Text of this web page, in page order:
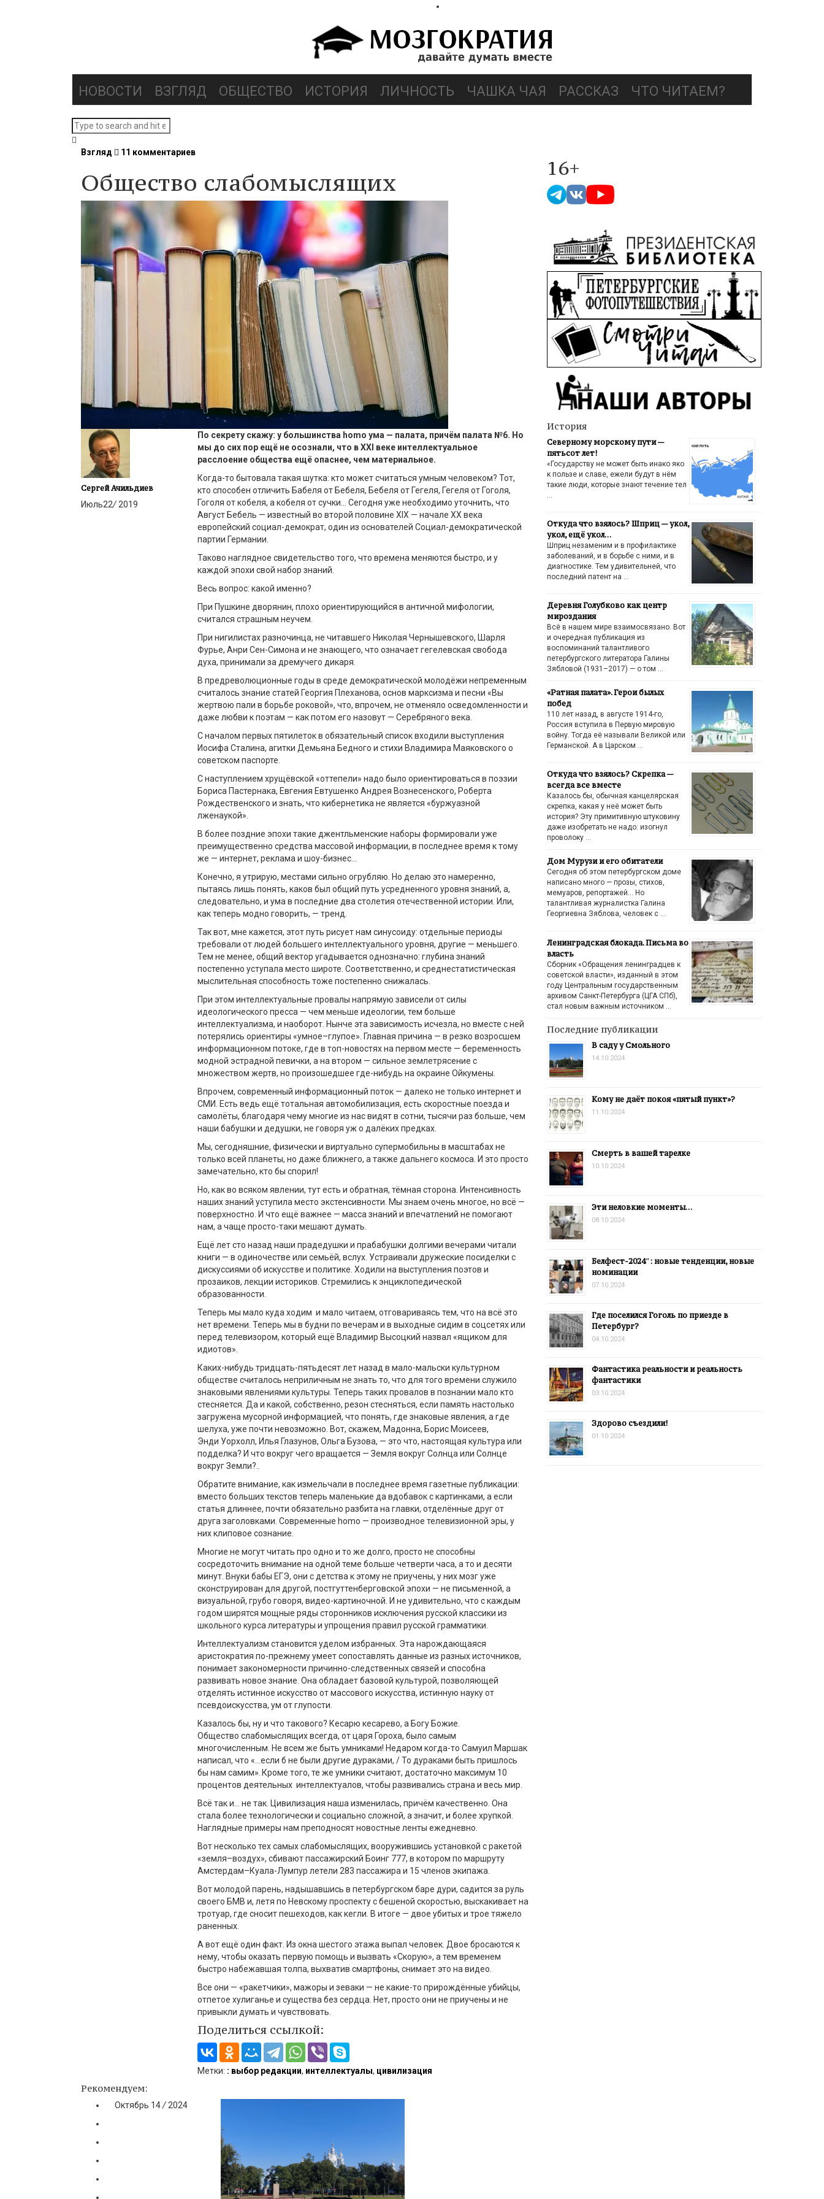
НОВОСТИ ВЗГЛЯД ОБЩЕСТВО ИСТОРИЯ ЛИЧНОСТЬ ЧАШКА ЧАЯ РАССКАЗ ЧТО ЧИТАЕМ?
Взгляд 11 комментариев
Общество слабомыслящих
Сергей Ачильдиев
Июль22/ 2019
По секрету скажу: у большинства homo ума — палата, причём палата №6. Но
мы до сих пор ещё не осознали, что вXXI веке интеллектуальное
расслоение общества ещё опаснее, чем материальное.
Когда-то бытовала такая шутка: кто может считаться умным человеком? Тот,
кто способен отличить Бабеля от Бебеля, Бебеля от Гегеля, Гегеля от Гоголя,
Гоголя от кобеля, а кобеля от сучки… Сегодня уже необходимо уточнить, что
Август Бебель — известный во второй половине XIX — начале ХХ века
европейский социал-демократ, один из основателей Социал-демократической
партии Германии.
Таково наглядное свидетельство того, что времена меняются быстро, и у
каждой эпохи свой набор знаний.
Весь вопрос: какой именно?
При Пушкине дворянин, плохо ориентирующийся в античной мифологии,
считался страшным неучем.
При нигилистах разночинца, не читавшего Николая Чернышевского, Шарля
Фурье, Анри Сен-Симона и не знающего, что означает гегелевская свобода
духа, принимали за дремучего дикаря.
В предреволюционные годы в среде демократической молодёжи непременным
считалось знание статей Георгия Плеханова, основ марксизма и песни «Вы
жертвою пали в борьбе роковой», что, впрочем, не отменяло осведомленности и
даже любви к поэтам — как потом его назовут — Серебряного века.
С началом первых пятилеток в обязательный список входили выступления
Иосифа Сталина, агитки Демьяна Бедного и стихи Владимира Маяковского о
советском паспорте.
С наступлением хрущёвской «оттепели» надо было ориентироваться в поэзии
Бориса Пастернака, Евгения Евтушенко Андрея Вознесенского, Роберта
Рождественского и знать, что кибернетика не является «буржуазной
лженаукой».
В более поздние эпохи такие джентльменские наборы формировали уже
преимущественно средства массовой информации, в последнее время к тому
же — интернет, реклама и шоу-бизнес…
Конечно, я утрирую, местами сильно огрубляю. Но делаю это намеренно,
пытаясь лишь понять, каков был общий путь усредненного уровня знаний, а,
следовательно, и ума в последние два столетия отечественной истории. Или,
как теперь модно говорить, — тренд.
Так вот, мне кажется, этот путь рисует нам синусоиду: отдельные периоды
требовали от людей большего интеллектуального уровня, другие — меньшего.
Тем не менее, общий вектор угадывается однозначно: глубина знаний
постепенно уступала место широте. Соответственно, и среднестатистическая
мыслительная способность тоже постепенно снижалась.
При этом интеллектуальные провалы напрямую зависели от силы
идеологического пресса — чем меньше идеологии, тем больше
интеллектуализма, и наоборот. Нынче эта зависимость исчезла, но вместе с ней
потерялись ориентиры «умное–глупое». Главная причина — в резко возросшем
информационном потоке, где в топ-новостях на первом месте — беременность
модной эстрадной певички, а на втором — сильное землетрясение с
множеством жертв, но произошедшее где-нибудь на окраине Ойкумены.
Впрочем, современный информационный поток — далеко не только интернет и
СМИ. Есть ведь ещё тотальная автомобилизация, есть скоростные поезда и
самолёты, благодаря чему многие из нас видят в сотни, тысячи раз больше, чем
наши бабушки и дедушки, не говоря уж о далёких предках.
Мы, сегодняшние, физически и виртуально супермобильны в масштабах не
только всей планеты, но даже ближнего, а также дальнего космоса. И это просто
замечательно, кто бы спорил!
Но, как во всяком явлении, тут есть и обратная, тёмная сторона. Интенсивность
наших знаний уступила место экстенсивности. Мы знаем очень многое, но всё —
поверхностно. И что ещё важнее — масса знаний и впечатлений не помогают
нам, а чаще просто-таки мешают думать.
Ещё лет сто назад наши прадедушки и прабабушки долгими вечерами читали
книги — в одиночестве или семьёй, вслух. Устраивали дружеские посиделки с
дискуссиями об искусстве и политике. Ходили на выступления поэтов и
прозаиков, лекции историков. Стремились к энциклопедической
образованности.
Теперь мы мало куда ходим и мало читаем, отговариваясь тем, что на всё это
нет времени. Теперь мы в будни по вечерам и в выходные сидим в соцсетях или
перед телевизором, который ещё Владимир Высоцкий назвал «ящиком для
идиотов».
Каких-нибудь тридцать-пятьдесят лет назад в мало-мальски культурном
обществе считалось неприличным не знать то, что для того времени служило
знаковыми явлениями культуры. Теперь таких провалов в познании мало кто
стесняется. Да и какой, собственно, резон стесняться, если память настолько
загружена мусорной информацией, что понять, где знаковые явления, а где
шелуха, уже почти невозможно. Вот, скажем, Мадонна, Борис Моисеев,
Энди Уорхолл, Илья Глазунов, Ольга Бузова, — это что, настоящая культура или
подделка? И что вокруг чего вращается — Земля вокруг Солнца или Солнце
вокруг Земли?..
Обратите внимание, как измельчали в последнее время газетные публикации:
вместо больших текстов теперь маленькие да вдобавок с картинками, а если
статья длиннее, почти обязательно разбита на главки, отделённые друг от
друга заголовками. Современные homo — производное телевизионной эры, у
них клиповое сознание.
Многие не могут читать про одно и то же долго, просто не способны
сосредоточить внимание на одной теме больше четверти часа, а то и десяти
минут. Внуки бабы ЕГЭ, они с детства к этому не приучены, у них мозг уже
сконструирован для другой, постгуттенберговской эпохи — не письменной, а
визуальной, грубо говоря, видео-картиночной. И не удивительно, что с каждым
годом ширятся мощные ряды сторонников исключения русской классики из
школьного курса литературы и упрощения правил русской грамматики.
Интеллектуализм становится уделом избранных. Эта нарождающаяся
аристократия по-прежнему умеет сопоставлять данные из разных источников,
понимает закономерности причинно-следственных связей и способна
развивать новое знание. Она обладает базовой культурой, позволяющей
отделять истинное искусство от массового искусства, истинную науку от
псевдоискусства, ум от глупости.
Казалось бы, ну и что такового? Кесарю кесарево, а Богу Божие.
Общество слабомыслящих всегда, от царя Гороха, было самым
многочисленным. Не всем же быть умниками! Недаром когда-то Самуил Маршак
написал, что «… если б не были другие дураками, / То дураками быть пришлось
бы нам самим». Кроме того, те же умники считают, достаточно максимум 10
процентов деятельных интеллектуалов, чтобы развивались страна и весь мир.
Всё так и… не так. Цивилизация наша изменилась, причём качественно. Она
стала более технологически и социально сложной, а значит, и более хрупкой.
Наглядные примеры нам преподносят новостные ленты ежедневно.
Вот несколько тех самых слабомыслящих, вооружившись установкой с ракетой
«земля–воздух», сбивают пассажирский Боинг 777, в котором по маршруту
Амстердам–Куала-Лумпур летели 283 пассажира и 15 членов экипажа.
Вот молодой парень, надышавшись в петербургском баре дури, садится за руль
своего БМВ и, летя по Невскому проспекту с бешеной скоростью, выскакивает на
тротуар, где сносит пешеходов, как кегли. В итоге — двое убитых и трое тяжело
раненных.
А вот ещё один факт. Из окна шестого этажа выпал человек. Двое бросаются к
нему, чтобы оказать первую помощь и вызвать «Скорую», а тем временем
быстро набежавшая толпа, выхватив смартфоны, снимает это на видео.
Все они — «ракетчики», мажоры и зеваки — не какие-то прирождённые убийцы,
отпетое хулиганье и существа без сердца. Нет, просто они не приучены и не
привыкли думать и чувствовать.
Поделиться ссылкой:
Метки: : выбор редакции, интеллектуалы, цивилизация
Рекомендуем:
Октябрь 14/ 2024
16+
История
Северному морскому пути —
пятьсот лет!
«Государству не может быть инако яко
к пользе и славе, ежели будут в нём
такие люди, которые знают течение тел
Откуда что взялось? Шприц — укол,
укол, ещё укол…
Шприц незаменим и в профилактике
заболеваний, и в борьбе с ними, и в
диагностике. Тем удивительней, что
последний патент на …
Деревня Голубково как центр
мироздания
Всё в нашем мире взаимосвязано. Вот
и очередная публикация из
воспоминаний талантливого
петербургского литератора Галины
Зябловой (1931–2017) — о том …
«Ратная палата». Герои былых
побед
110 лет назад, в августе 1914-го,
Россия вступила в Первую мировую
войну. Тогда её называли Великой или
Германской. А в Царском …
Откуда что взялось? Скрепка —
всегда все вместе
Казалось бы, обычная канцелярская
скрепка, какая у неё может быть
история? Эту примитивную штуковину
даже изобретать не надо: изогнул
проволоку …
Дом Мурузи и его обитатели
Сегодня об этом петербургском доме
написано много — прозы, стихов,
мемуаров, репортажей… Но
талантливая журналистка Галина
Георгиевна Зяблова, человек с …
Ленинградская блокада. Письма во
власть
Сборник «Обращения ленинградцев к
советской власти», изданный в этом
году Центральным государственным
архивом Санкт-Петербурга (ЦГА СПб),
стал новым важным источником …
Последние публикации
В саду у Смольного
14.10.2024
Кому не даёт покоя «пятый пункт»?
11.10.2024
Смерть в вашей тарелке
10.10.2024
Эти неловкие моменты…
08.10.2024
Белфест-2024″: новые тенденции, новые
номинации
07.10.2024
Где поселился Гоголь по приезде в
Петербург?
04.10.2024
Фантастика реальности и реальность
фантастики
03.10.2024
Здорово съездили!
01.10.2024